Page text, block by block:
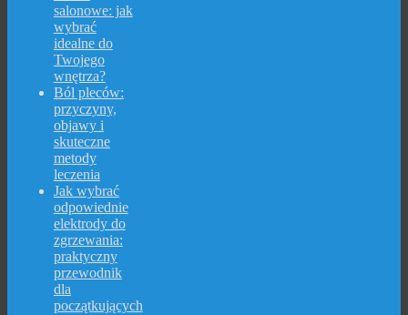
salonowe: jak
wybrać
idealne do
Twojego
wnętrza?
Ból pleców:
przyczyny,
objawy i
skuteczne
metody
leczenia
Jak wybrać
odpowiednie
elektrody do
zgrzewania:
praktyczny
przewodnik
dla
początkujących